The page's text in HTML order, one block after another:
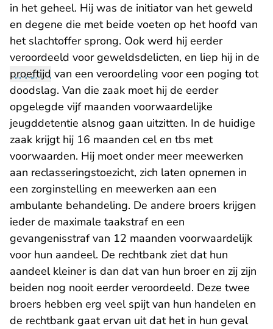
in het geheel. Hij was de initiator van het geweld
en degene die met beide voeten op het hoofd van
het slachtoffer sprong. Ook werd hij eerder
veroordeeld voor geweldsdelicten, en liep hij in de
proeftijd van een veroordeling voor een poging tot
doodslag. Van die zaak moet hij de eerder
opgelegde vijf maanden voorwaardelijke
jeugddetentie alsnog gaan uitzitten. In de huidige
zaak krijgt hij 16 maanden cel en tbs met
voorwaarden. Hij moet onder meer meewerken
aan reclasseringstoezicht, zich laten opnemen in
een zorginstelling en meewerken aan een
ambulante behandeling. De andere broers krijgen
ieder de maximale taakstraf en een
gevangenisstraf van 12 maanden voorwaardelijk
voor hun aandeel. De rechtbank ziet dat hun
aandeel kleiner is dan dat van hun broer en zij zijn
beiden nog nooit eerder veroordeeld. Deze twee
broers hebben erg veel spijt van hun handelen en
de rechtbank gaat ervan uit dat het in hun geval